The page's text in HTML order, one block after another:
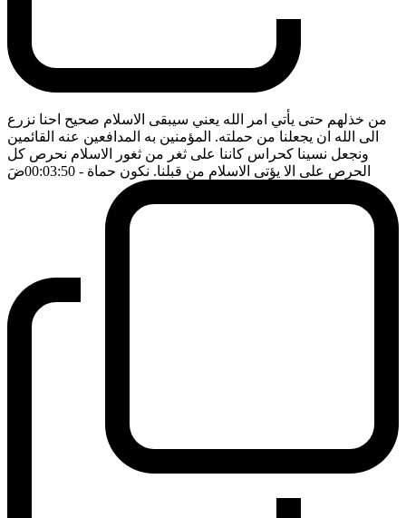
من خذلهم حتى يأتي امر الله يعني سيبقى الاسلام صحيح احنا نزرع
الى الله ان يجعلنا من حملته. المؤمنين به المدافعين عنه القائمين
ونجعل نسينا كحراس كاننا على ثغر من ثغور الاسلام نحرص كل
الحرص على الا يؤتى الاسلام من قبلنا. نكون حماة - 00:03:50 ضَ